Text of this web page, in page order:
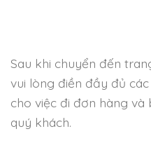
Sau khi chuyển đến
vui lòng điền đầy đủ
cho việc đi đơn hàng
quý khách.